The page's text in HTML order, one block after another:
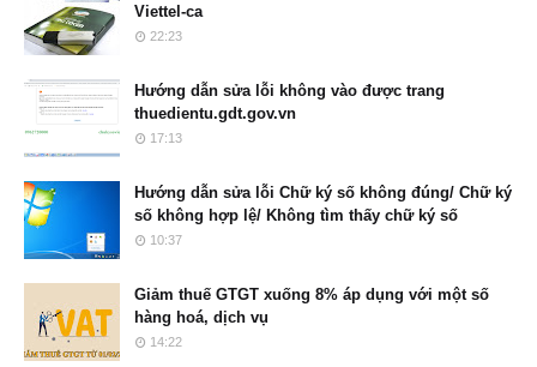
Viettel-ca
22:23
Hướng dẫn sửa lỗi không vào được trang
thuedientu.gdt.gov.vn
17:13
Hướng dẫn sửa lỗi Chữ ký số không đúng/ Chữ ký
số không hợp lệ/ Không tìm thấy chữ ký số
10:37
Giảm thuế GTGT xuống 8% áp dụng với một số
hàng hoá, dịch vụ
14:22